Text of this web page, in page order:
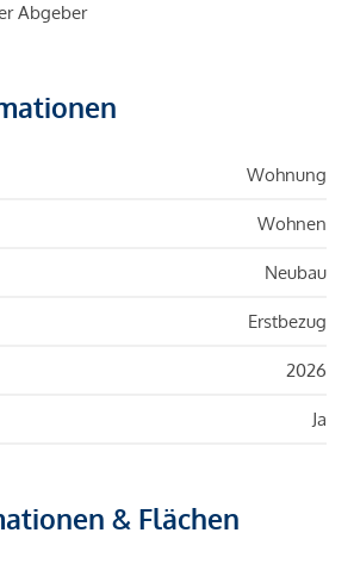
Abgeber
Wohnung
Wohnen
Neubau
Erstbezug
2026
Ja
& Flächen